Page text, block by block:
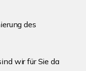
des
wir für Sie da